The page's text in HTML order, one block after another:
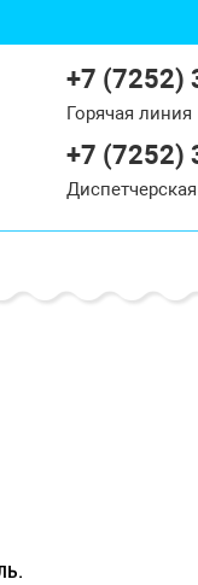
+7 (7252)
Горячая линия
+7 (7252)